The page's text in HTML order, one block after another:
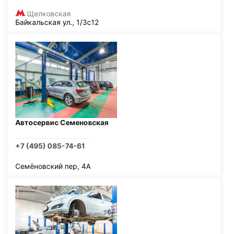
Щелковская
Байкальская ул., 1/3с12
Автосервис Семеновская
+7 (495) 085-74-61
Семёновский пер, 4А